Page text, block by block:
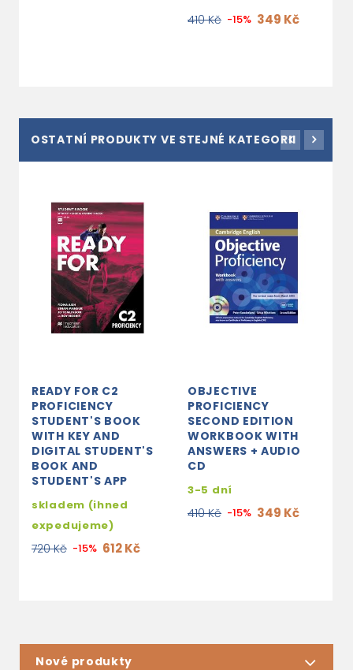
410 Kč -15% 349 Kč
OSTATNÍ PRODUKTY VE STEJNÉ KATEGORII
READY FOR C2
PROFICIENCY
STUDENT'S BOOK
WITH KEY AND
DIGITAL STUDENT'S
BOOK AND
STUDENT'S APP
skladem (ihned
expedujeme)
720 Kč -15% 612 Kč
OBJECTIVE
PROFICIENCY
SECOND EDITION
WORKBOOK WITH
ANSWERS + AUDIO
CD
3-5 dní
410 Kč -15% 349 Kč
Nové produkty